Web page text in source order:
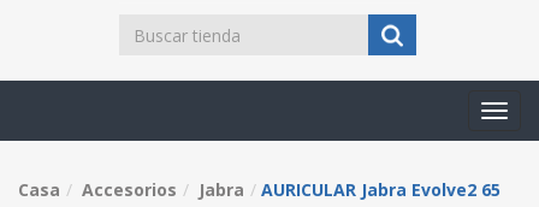
Casa Accesorios Jabra AURICULAR Jabra Evolve2 65